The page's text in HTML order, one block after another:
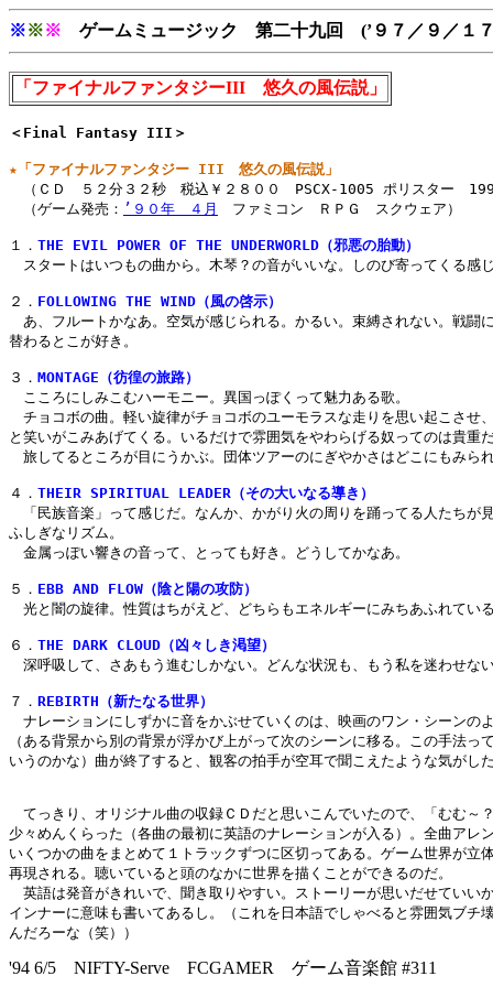
※※※ ゲームミュージック 第二十九回 (’９７／９／
「ファイナルファンタジーIII 悠久の風伝説」
＜Final Fantasy III＞
★「ファイナルファンタジー III　悠久の風伝説」
（ＣＤ　５２分３２秒　税込￥２８００　PSCX-1005 ポリスター　
（ゲーム発売： ’９０年　４月 ファミコン　ＲＰＧ　スクウェア）
１． THE EVIL POWER OF THE UNDERWORLD（邪悪の胎動）
スタートはいつもの曲から。木琴？の音がいいな。しのび寄ってくる感
２． FOLLOWING THE WIND（風の啓示）
あ、フルートかなあ。空気が感じられる。かるい。束縛されない。戦闘
替わるとこが好き。
３． MONTAGE（彷徨の旅路）
こころにしみこむハーモニー。異国っぽくって魅力ある歌。
チョコボの曲。軽い旋律がチョコボのユーモラスな走りを思い起こさせ
と笑いがこみあげてくる。いるだけで雰囲気をやわらげる奴ってのは貴重
旅してるところが目にうかぶ。団体ツアーのにぎやかさはどこにもみら
４． THEIR SPIRITUAL LEADER（その大いなる導き）
「民族音楽」って感じだ。なんか、かがり火の周りを踊ってる人たちが
ふしぎなリズム。
金属っぽい響きの音って、とっても好き。どうしてかなあ。
５． EBB AND FLOW（陰と陽の攻防）
光と闇の旋律。性質はちがえど、どちらもエネルギーにみちあふれてい
６． THE DARK CLOUD（凶々しき渇望）
深呼吸して、さあもう進むしかない。どんな状況も、もう私を迷わせな
７． REBIRTH（新たなる世界）
ナレーションにしずかに音をかぶせていくのは、映画のワン・シーンの
（ある背景から別の背景が浮かび上がって次のシーンに移る。この手法っ
いうのかな）曲が終了すると、観客の拍手が空耳で聞こえたような気がし
てっきり、オリジナル曲の収録ＣＤだと思いこんでいたので、「むむ～
少々めんくらった（各曲の最初に英語のナレーションが入る）。全曲アレ
いくつかの曲をまとめて１トラックずつに区切ってある。ゲーム世界が立
再現される。聴いていると頭のなかに世界を描くことができるのだ。
英語は発音がきれいで、聞き取りやすい。ストーリーが思いだせていい
インナーに意味も書いてあるし。（これを日本語でしゃべると雰囲気ブチ
'94 6/5 NIFTY-Serve FCGAMER ゲーム音楽館 #311